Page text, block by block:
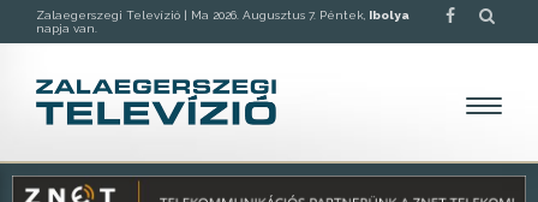
Zalaegerszegi Televízió | Ma 2026. Augusztus 7. Péntek, Ibolya
napja van.